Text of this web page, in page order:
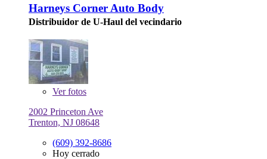
Harneys Corner Auto Body
Distribuidor de U-Haul del vecindario
Verfotos
2002 Princeton Ave
Trenton, NJ 08648
(609) 392-8686
Hoy cerrado